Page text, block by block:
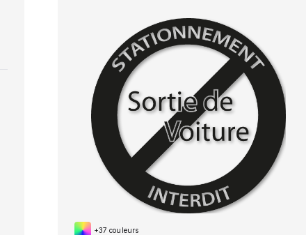
+37 couleurs